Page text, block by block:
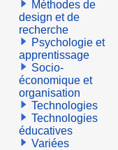
Méthodes de
design et de
recherche
Psychologie et
apprentissage
Socio-
économique et
organisation
Technologies
Technologies
éducatives
Variées